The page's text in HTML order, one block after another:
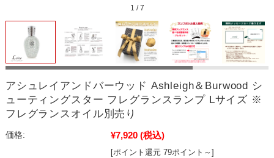
1 /7
アシュレイアンドバーウッド Ashleigh＆Burwood シ
ューティングスター フレグランスランプ Lサイズ ※
フレグランスオイル別売り
価格: ¥7,920 (税込)
[ポイント還元 79ポイント～]